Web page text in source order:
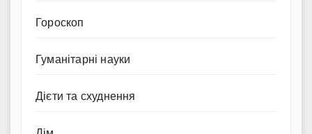
Гороскоп
Гуманітарні науки
Дієти та схуднення